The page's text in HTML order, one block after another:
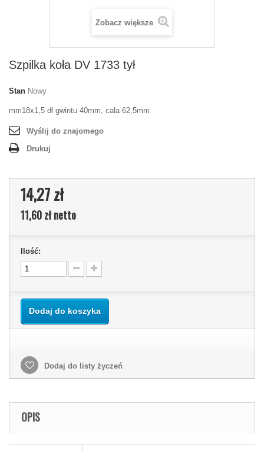
Zobacz większe
Szpilka koła DV 1733 tył
Stan Nowy
mm18x1,5 dł gwintu 40mm, cała 62,5mm
Wyślij do znajomego
Drukuj
14,27 zł
11,60 złnetto
Ilość:
Dodaj do koszyka
Dodaj do listy życzeń
OPIS